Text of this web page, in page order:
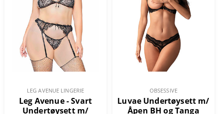
LEG AVENUE LINGERIE
Leg Avenue - Svart
Undertøysett m/
OBSESSIVE
Luvae Undertøysett m/
Åpen BH og Tanga